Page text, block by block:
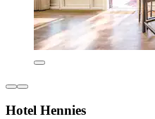
Hotel Hennies